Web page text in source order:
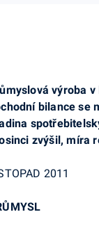
výroba
bilance se
zvýšil, míra
2011